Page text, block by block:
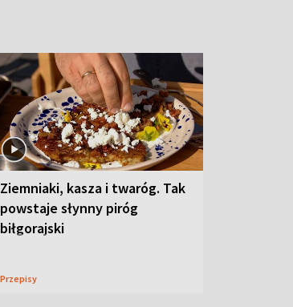
Ziemniaki, kasza i twaróg. Tak
powstaje słynny piróg
biłgorajski
Przepisy